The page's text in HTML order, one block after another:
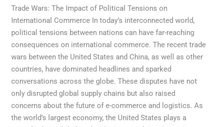
Trade Wars: The Impact of Political Tensions on
International Commerce In today’s interconnected world,
political tensions between nations can have far-reaching
consequences on international commerce. The recent trade
wars between the United States and China, as well as other
countries, have dominated headlines and sparked
conversations across the globe. These disputes have not
only disrupted global supply chains but also raised
concerns about the future of e-commerce and logistics. As
the world’s largest economy, the United States plays a